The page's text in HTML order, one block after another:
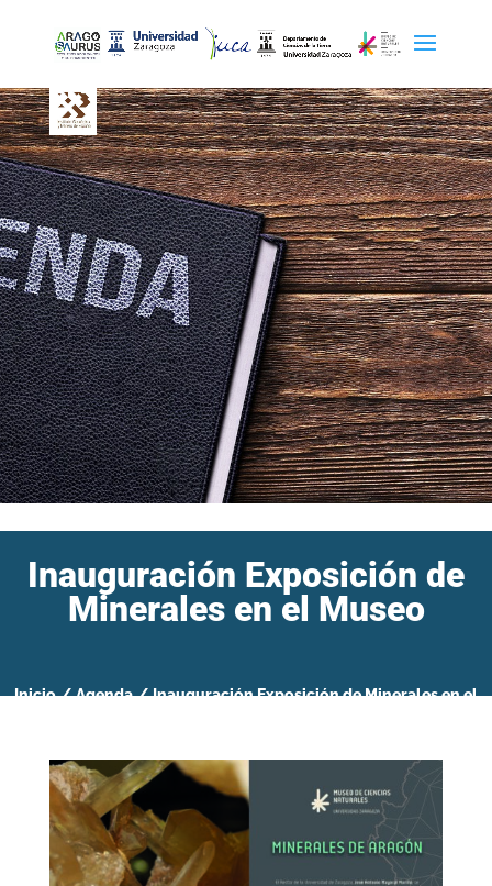
Inauguración Exposición de
Minerales en el Museo
Inicio / Agenda / Inauguración Exposición de Minerales en el